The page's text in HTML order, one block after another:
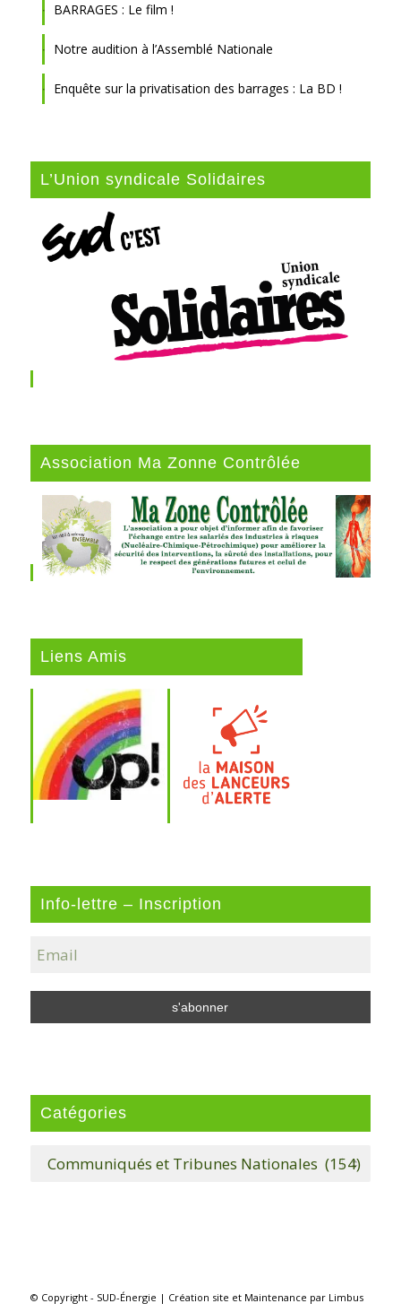
BARRAGES : Le film !
Notre audition à l’Assemblé Nationale
Enquête sur la privatisation des barrages : La BD !
L’Union syndicale Solidaires
Association Ma Zonne Contrôlée
Liens Amis
Info-lettre – Inscription
Catégories
Catégories
© Copyright - SUD-Énergie | Création site et Maintenance par Limbus